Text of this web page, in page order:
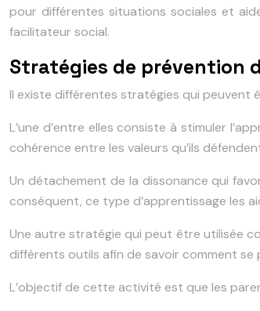
pour différentes situations sociales et
facilitateur social.
Stratégies de prévention
Il existe différentes stratégies qui peuvent
L’une d’entre elles consiste à stimuler
cohérence entre les valeurs qu’ils
Un détachement de la dissonance qui
conséquent, ce type d’apprentissage les
Une autre stratégie qui peut être utilisée
différents outils afin de savoir comment
L’objectif de cette activité est que les